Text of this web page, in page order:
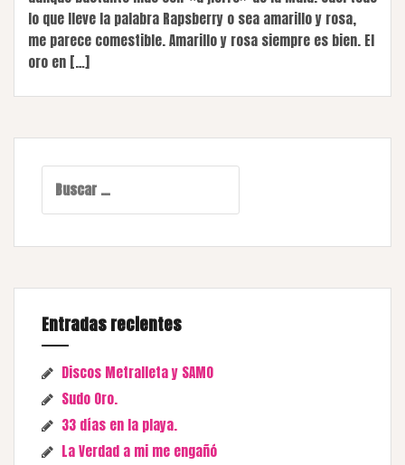
lo que lleve la palabra Rapsberry o sea amarillo y rosa,
me parece comestible. Amarillo y rosa siempre es bien. El
oro en […]
Entradas recientes
Discos Metralleta y SAMO
Sudo Oro.
33 días en la playa.
La Verdad a mi me engañó